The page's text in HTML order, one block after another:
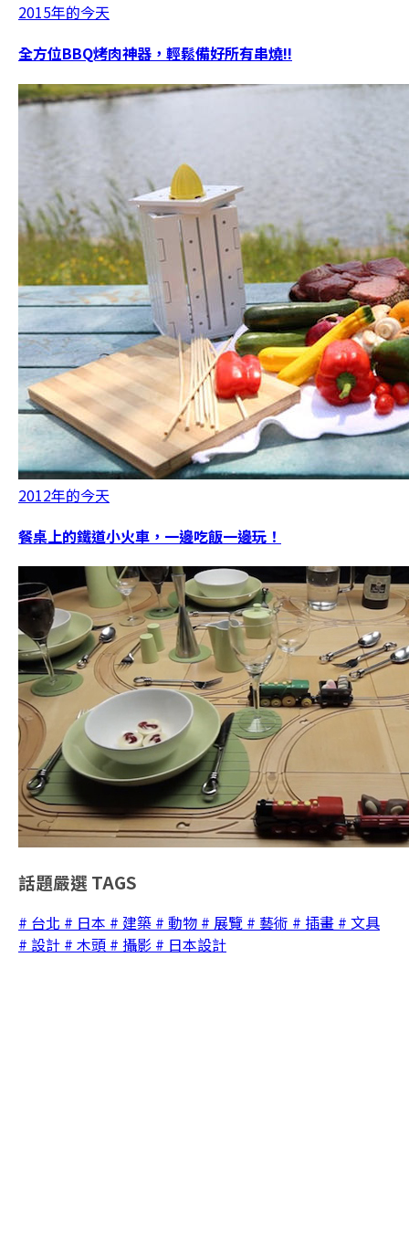
2015年的今天
全方位BBQ烤肉神器，輕鬆備好所有串燒!!
2012年的今天
餐桌上的鐵道小火車，一邊吃飯一邊玩！
話題嚴選 TAGS
# 台北 # 日本 # 建築 # 動物 # 展覽 # 藝術 # 插畫 # 文具
# 設計 # 木頭 # 攝影 # 日本設計